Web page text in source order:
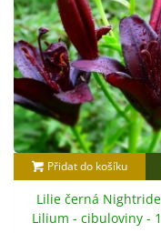
Přidat do košíku
Lilie černá
Lilium - cibuloviny -